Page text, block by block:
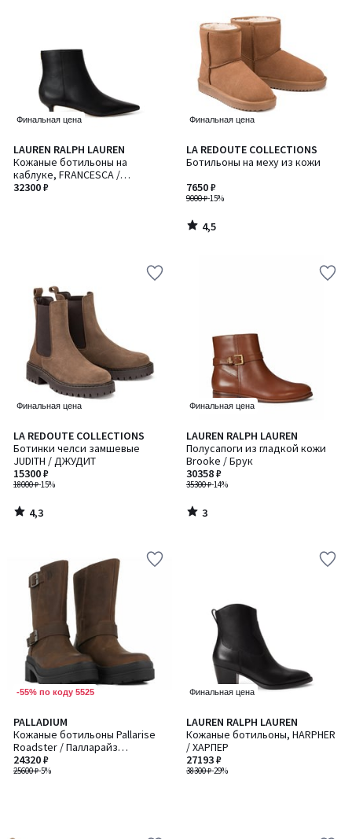
Финальная цена
LAUREN RALPH LAUREN
Кожаные ботильоны на
каблуке, FRANCESCA /
ФРАНЦЕСКА
32300 ₽
Финальная цена
LA REDOUTE COLLECTIONS
Ботильоны на меху из кожи
9000 ₽-15%
7650 ₽
4,5
/ 5
4,5
/
Финальная цена
LA REDOUTE COLLECTIONS
Ботинки челси замшевые
JUDITH / ДЖУДИТ
18000 ₽-15%
15300 ₽
4,3
/ 5
4,3
/
Финальная цена
LAUREN RALPH LAUREN
Полусапоги из гладкой кожи
Brooke / Брук
35300 ₽-14%
30358 ₽
3
/
5
3
/
-55% по коду 5525
PALLADIUM
Кожаные ботильоны Pallarise
Roadster / Палларайз
Роадстер
25600 ₽-5%
24320 ₽
Финальная цена
LAUREN RALPH LAUREN
Кожаные ботильоны, HARPHER
/ ХАРПЕР
38300 ₽-29%
27193 ₽